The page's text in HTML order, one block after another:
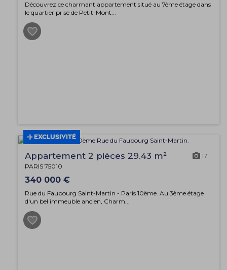
Découvrez ce charmant appartement situé au 7ème étage dans
le quartier prisé de Petit-Mont...
EXCLUSIVITÉ
Appartement 2 pièces 29.43 m² 17
PARIS 75010
340 000 €
Rue du Faubourg Saint-Martin - Paris 10ème. Au 3ème étage
d'un bel immeuble ancien, Charm...